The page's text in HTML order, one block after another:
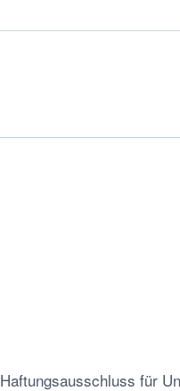
Haftungsausschluss für